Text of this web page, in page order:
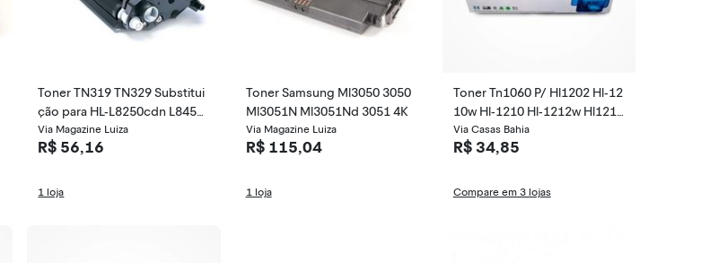
Toner TN319 TN329 Substitui
ção para HL-L8250cdn L8450
cdw L8350cdw L8600cdw L88
50cdw / / 6.000
Via Magazine Luiza
R$ 56,16
1 loja
Toner Samsung Ml3050 3050
Ml3051N Ml3051Nd 3051 4K
Via Magazine Luiza
R$ 115,04
1 loja
Toner Tn1060 P/ Hl1202 Hl-12
10w Hl-1210 Hl-1212w Hl1212
1111
Via Casas Bahia
R$ 34,85
Compare em 3 lojas